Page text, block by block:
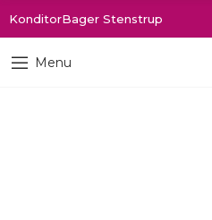
KonditorBager Stenstrup
Menu